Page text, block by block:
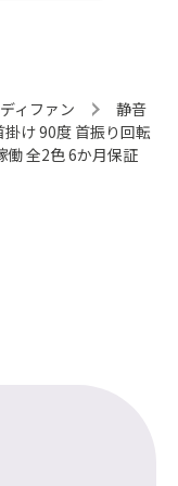
ィファン
静音
け 90度 首振り回転
働 全2色 6か月保証